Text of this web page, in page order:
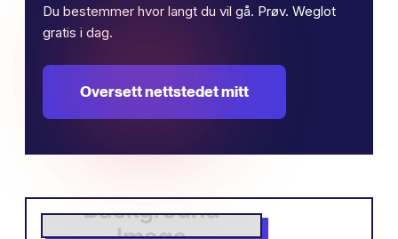
Du bestemmer hvor langt du vil gå. Prøv. Weglot
gratis i dag.
Oversett nettstedet mitt